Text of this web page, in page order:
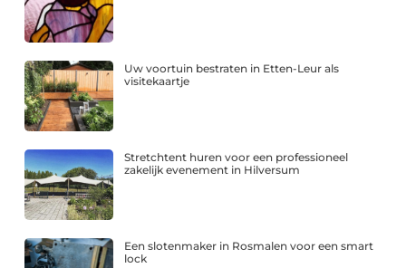
Uw voortuin bestraten in Etten-Leur als
visitekaartje
Stretchtent huren voor een professioneel
zakelijk evenement in Hilversum
Een slotenmaker in Rosmalen voor een smart
lock